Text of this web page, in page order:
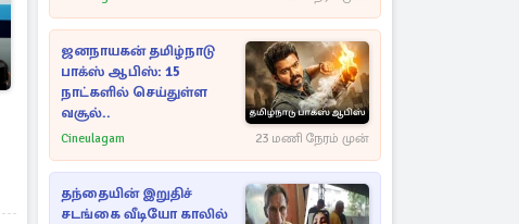
ஜனநாயகன் தமிழ்நாடு
பாக்ஸ் ஆபிஸ்: 15
நாட்களில் செய்துள்ள
வசூல்..
Cineulagam 23 மணி நேரம் முன்
தந்தையின் இறுதிச்
சடங்கை வீடியோ காலில்